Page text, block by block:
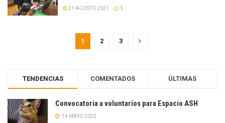
21 AGOSTO 2021 1
1 2 3
TENDENCIAS COMENTADOS ÚLTIMAS
Convocatoria a voluntarios para Espacio ASH
14 MAYO 2022